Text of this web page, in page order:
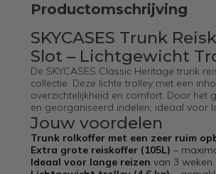
Productomschrijving
SKYCASES Trunk
Slot – Lichtgewicht
De SKYCASES Classic Heritage trunk
collectie. Deze lichte trolley met een
overzichtelijkheid en comfort. Door
en georganiseerd indelen, ideaal voor
Jouw voordelen
Trunk rolkoffer met een zeer ruim
Extra grote reiskoffer (105L) –
Ideaal voor lange reizen van 3 weken